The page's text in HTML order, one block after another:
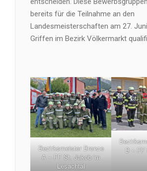
bereits für die Teilnahme an den
Landesmeisterschaften am 27.
Griffen im Bezirk Völkermarkt
Bezirksmeister Bronze
A – FF St. Jakob im
Lesachtal
B – FF